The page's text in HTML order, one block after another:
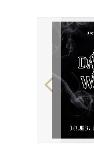
Previous